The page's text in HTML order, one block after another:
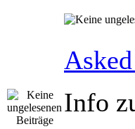
Info